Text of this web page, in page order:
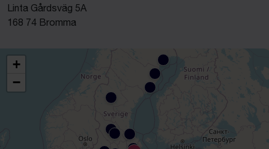
Linta Gårdsväg 5A
168 74 Bromma
+
−